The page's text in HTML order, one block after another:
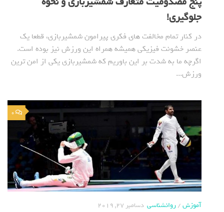
جلوگیری!
در کنار تمام مخالفت های فکری پیرامون شمشیربازی، قطعا یک
عنصر خشونت فیزیکی همیشه همراه این ورزش نیز بوده است.
اگرچه ما به شدت بر این باوریم که شمشیربازی یکی از امن ترین
ورزش...
0
آموزش/روانشناسی دسامبر 27, 2019